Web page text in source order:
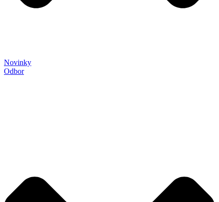
Novinky
Odbor